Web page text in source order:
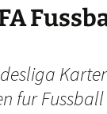
fur